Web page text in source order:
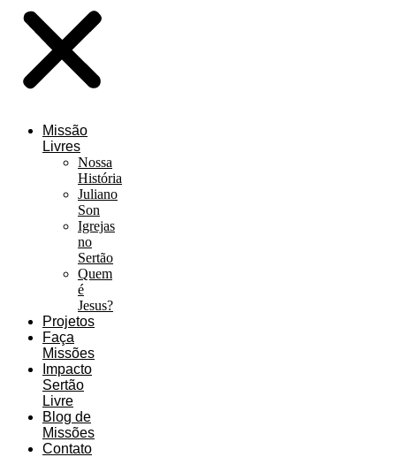
Missão
Livres
Nossa
História
Juliano
Son
Igrejas
no
Sertão
Quem
é
Jesus?
Projetos
Faça
Missões
Impacto
Sertão
Livre
Blog de
Missões
Contato